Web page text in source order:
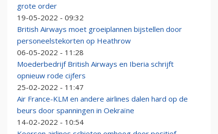
grote order
19-05-2022 - 09:32
British Airways moet groeiplannen bijstellen door
personeelstekorten op Heathrow
06-05-2022 - 11:28
Moederbedrijf British Airways en Iberia schrijft
opnieuw rode cijfers
25-02-2022 - 11:47
Air France-KLM en andere airlines dalen hard op de
beurs door spanningen in Oekraïne
14-02-2022 - 10:54